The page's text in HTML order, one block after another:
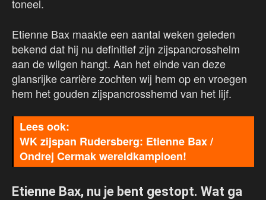
toneel.
Etienne Bax maakte een aantal weken geleden
bekend dat hij nu definitief zijn zijspancrosshelm
aan de wilgen hangt. Aan het einde van deze
glansrijke carrière zochten wij hem op en vroegen
hem het gouden zijspancrosshemd van het lijf.
WK zijspan Rudersberg: Etienne Bax /
Ondrej Cermak wereldkampioen!
Etienne Bax, nu je bent gestopt. Wat ga